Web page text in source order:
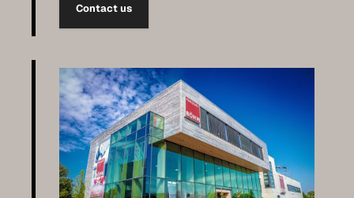
Contact us